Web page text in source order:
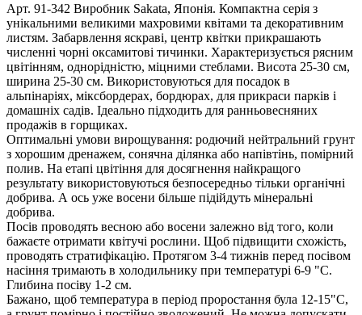
Арт. 91-342 Виробник Sakata, Японія. Компактна серія з
унікальними великими махровими квітами та декоративним
листям. Забарвлення яскраві, центр квітки прикрашають
численні чорні оксамитові тичинки. Характеризується рясним
цвітінням, однорідністю, міцними стеблами. Висота 25-30 см,
ширина 25-30 см. Використовуються для посадок в
альпінаріях, міксбордерах, бордюрах, для прикраси парків і
домашніх садів. Ідеально підходить для ранньовесняних
продажів в горщиках.
Оптимальні умови вирощування: родючий нейтральний грунт
з хорошим дренажем, сонячна ділянка або напівтінь, помірний
полив. На етапі цвітіння для досягнення найкращого
результату використовуються безпосередньо тільки органічні
добрива. А ось уже восени більше підійдуть мінеральні
добрива.
Посів проводять весною або восени залежно від того, коли
бажаєте отримати квітучі рослини. Щоб підвищити схожість,
проводять стратифікацію. Протягом 3-4 тижнів перед посівом
насіння тримають в холодильнику при температурі 6-9 "С.
Глибина посіву 1-2 см.
Бажано, щоб температура в період проростання була 12-15"С,